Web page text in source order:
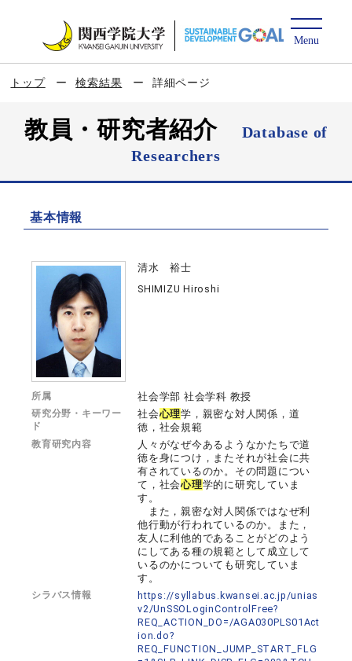
トップ 検索結果 詳細ページ
教員・研究者紹介
Database of
Researchers
基本情報
清水 裕士
SHIMIZU Hiroshi
所属 社会学部 社会学科 教授
研究分野・キーワー
ド
社会心理学，親密な対人関係，道
徳，社会規範
教育研究内容
人々がなぜ今あるようなかたちで道
徳を身につけ，またそれが社会に共
有されているのか。その問題につい
て，社会心理学的に研究していま
す。
また，親密な対人関係ではなぜ利
他行動が行われているのか。また，
友人に利他的であることがどのよう
にしてある種の規範として成立して
いるのかについても研究していま
す。
シラバス情報
https://syllabus.kwansei.ac.jp/unias
v2/UnSSOLoginControlFree?
REQ_ACTION_DO=/AGA030PLS01Act
ion.do?
REQ_FUNCTION_JUMP_START_FLG